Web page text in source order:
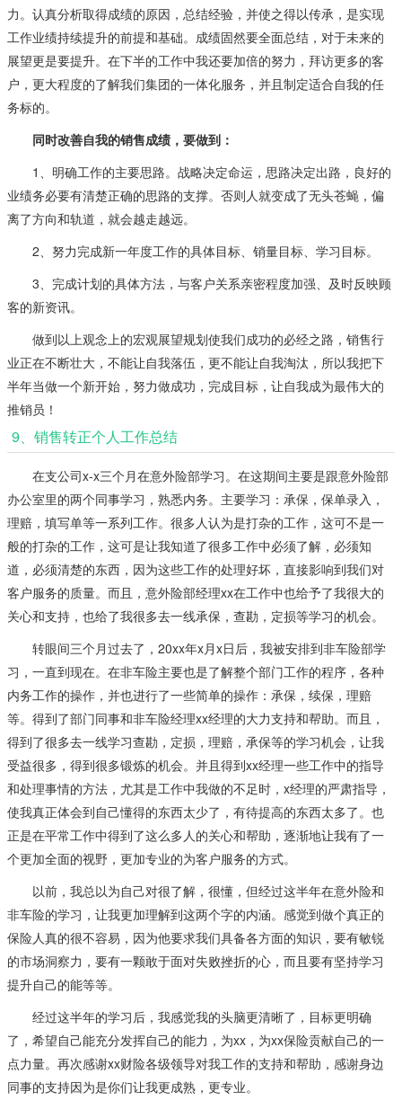
力。认真分析取得成绩的原因，总结经验，并使之得以传承，是实现
工作业绩持续提升的前提和基础。成绩固然要全面总结，对于未来的
展望更是要提升。在下半的工作中我还要加倍的努力，拜访更多的客
户，更大程度的了解我们集团的一体化服务，并且制定适合自我的任
务标的。
同时改善自我的销售成绩，要做到：
1、明确工作的主要思路。战略决定命运，思路决定出路，良好的
业绩务必要有清楚正确的思路的支撑。否则人就变成了无头苍蝇，偏
离了方向和轨道，就会越走越远。
2、努力完成新一年度工作的具体目标、销量目标、学习目标。
3、完成计划的具体方法，与客户关系亲密程度加强、及时反映顾
客的新资讯。
做到以上观念上的宏观展望规划使我们成功的必经之路，销售行
业正在不断壮大，不能让自我落伍，更不能让自我淘汰，所以我把下
半年当做一个新开始，努力做成功，完成目标，让自我成为最伟大的
推销员！
9、销售转正个人工作总结
在支公司x-x三个月在意外险部学习。在这期间主要是跟意外险部
办公室里的两个同事学习，熟悉内务。主要学习：承保，保单录入，
理赔，填写单等一系列工作。很多人认为是打杂的工作，这可不是一
般的打杂的工作，这可是让我知道了很多工作中必须了解，必须知
道，必须清楚的东西，因为这些工作的处理好坏，直接影响到我们对
客户服务的质量。而且，意外险部经理xx在工作中也给予了我很大的
关心和支持，也给了我很多去一线承保，查勘，定损等学习的机会。
转眼间三个月过去了，20xx年x月x日后，我被安排到非车险部学
习，一直到现在。在非车险主要也是了解整个部门工作的程序，各种
内务工作的操作，并也进行了一些简单的操作：承保，续保，理赔
等。得到了部门同事和非车险经理xx经理的大力支持和帮助。而且，
得到了很多去一线学习查勘，定损，理赔，承保等的学习机会，让我
受益很多，得到很多锻炼的机会。并且得到xx经理一些工作中的指导
和处理事情的方法，尤其是工作中我做的不足时，x经理的严肃指导，
使我真正体会到自己懂得的东西太少了，有待提高的东西太多了。也
正是在平常工作中得到了这么多人的关心和帮助，逐渐地让我有了一
个更加全面的视野，更加专业的为客户服务的方式。
以前，我总以为自己对很了解，很懂，但经过这半年在意外险和
非车险的学习，让我更加理解到这两个字的内涵。感觉到做个真正的
保险人真的很不容易，因为他要求我们具备各方面的知识，要有敏锐
的市场洞察力，要有一颗敢于面对失败挫折的心，而且要有坚持学习
提升自己的能等等。
经过这半年的学习后，我感觉我的头脑更清晰了，目标更明确
了，希望自己能充分发挥自己的能力，为xx，为xx保险贡献自己的一
点力量。再次感谢xx财险各级领导对我工作的支持和帮助，感谢身边
同事的支持因为是你们让我更成熟，更专业。